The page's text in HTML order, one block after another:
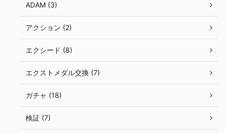
ADAM (3)
アクション (2)
エクシード (8)
エクストメダル交換 (7)
ガチャ (18)
検証 (7)